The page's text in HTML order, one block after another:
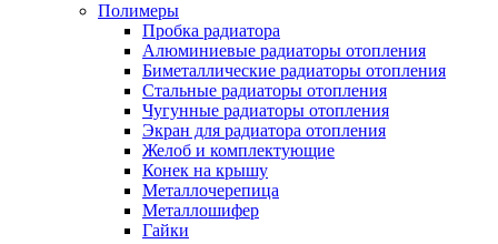
Полимеры
Пробка радиатора
Алюминиевые радиаторы отопления
Биметаллические радиаторы отопления
Стальные радиаторы отопления
Чугунные радиаторы отопления
Экран для радиатора отопления
Желоб и комплектующие
Конек на крышу
Металлочерепица
Металлошифер
Гайки